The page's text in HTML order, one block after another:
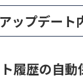
ップデート
履歴の自動